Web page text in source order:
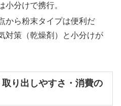
小分けで携行。
から粉末タイプは便利だ
対策（乾燥剤）と小分けが
り出しやすさ・消費の